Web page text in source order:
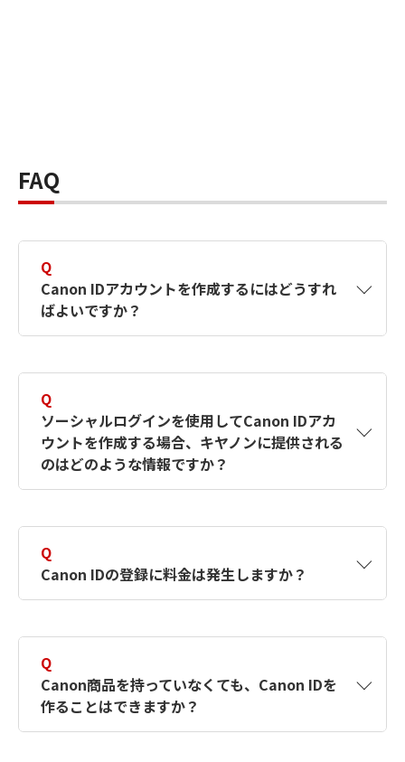
FAQ
Q
Canon IDアカウントを作成するにはどうすれ
ばよいですか？
す。詳しい作成方法は【カメラ】Canon IDとは
何ですか？Canon IDの作成方法は？をご確認く
ださい。
Q
ソーシャルログインを使用してCanon IDアカ
ウントを作成する場合、キヤノンに提供される
のはどのような情報ですか？
択したサービスから取得します。アカウントを
簡単に作成できるように、この情報を使用して
Canon IDの登録フォームを入力します。
Q
Canon IDの登録に料金は発生しますか？
Q
Canon商品を持っていなくても、Canon IDを
作ることはできますか？